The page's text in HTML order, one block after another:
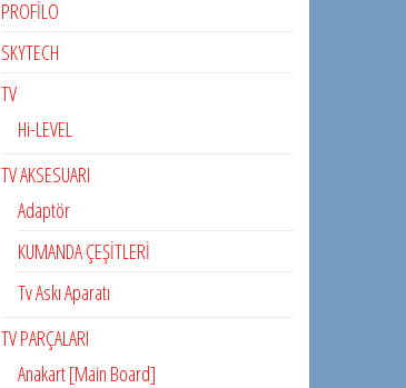
PROFİLO
SKYTECH
TV
Hi-LEVEL
TV AKSESUARI
Adaptör
KUMANDA ÇEŞİTLERİ
Tv Askı Aparatı
TV PARÇALARI
Anakart [Main Board]